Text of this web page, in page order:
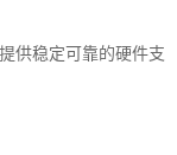
供稳定可靠的硬件支